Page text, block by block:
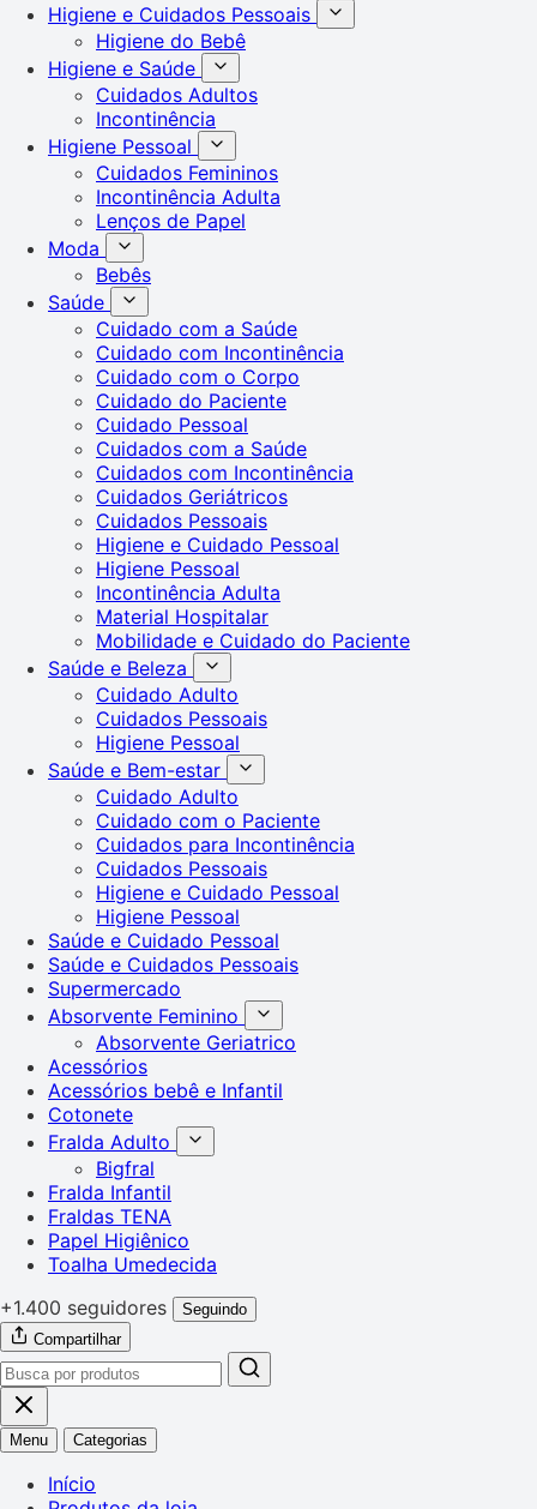
Higiene e Cuidados Pessoais
Higiene do Bebê
Higiene e Saúde
Cuidados Adultos
Incontinência
Higiene Pessoal
Cuidados Femininos
Incontinência Adulta
Lenços de Papel
Moda
Bebês
Saúde
Cuidado com a Saúde
Cuidado com Incontinência
Cuidado com o Corpo
Cuidado do Paciente
Cuidado Pessoal
Cuidados com a Saúde
Cuidados com Incontinência
Cuidados Geriátricos
Cuidados Pessoais
Higiene e Cuidado Pessoal
Higiene Pessoal
Incontinência Adulta
Material Hospitalar
Mobilidade e Cuidado do Paciente
Saúde e Beleza
Cuidado Adulto
Cuidados Pessoais
Higiene Pessoal
Saúde e Bem-estar
Cuidado Adulto
Cuidado com o Paciente
Cuidados para Incontinência
Cuidados Pessoais
Higiene e Cuidado Pessoal
Higiene Pessoal
Saúde e Cuidado Pessoal
Saúde e Cuidados Pessoais
Supermercado
Absorvente Feminino
Absorvente Geriatrico
Acessórios
Acessórios bebê e Infantil
Cotonete
Fralda Adulto
Bigfral
Fralda Infantil
Fraldas TENA
Papel Higiênico
Toalha Umedecida
+1.400 seguidores
Seguindo
Compartilhar
Menu Categorias
Início